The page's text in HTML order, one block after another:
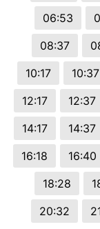
06:53
08:37
10:17
10:37
12:17
12:37
14:17
14:37
16:18
16:40
18:28
20:32